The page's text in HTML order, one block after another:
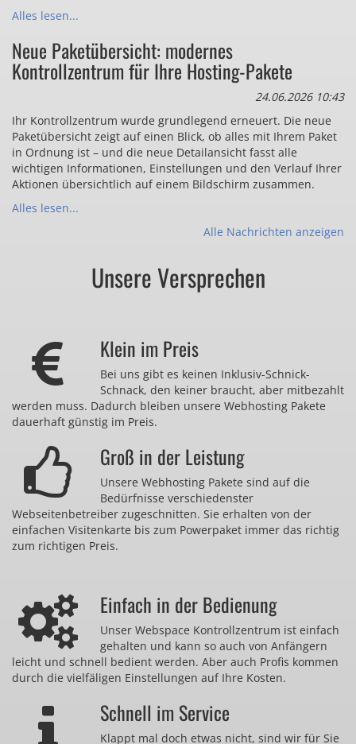
Alles lesen...
Neue Paketübersicht: modernes
Kontrollzentrum für Ihre Hosting-Pakete
24.06.2026 10:43
Ihr Kontrollzentrum wurde grundlegend erneuert. Die neue
Paketübersicht zeigt auf einen Blick, ob alles mit Ihrem Paket
in Ordnung ist – und die neue Detailansicht fasst alle
wichtigen Informationen, Einstellungen und den Verlauf Ihrer
Aktionen übersichtlich auf einem Bildschirm zusammen.
Alles lesen...
Alle Nachrichten anzeigen
Unsere Versprechen
Klein im Preis
Bei uns gibt es keinen Inklusiv-Schnick-
Schnack, den keiner braucht, aber mitbezahlt
werden muss. Dadurch bleiben unsere Webhosting Pakete
dauerhaft günstig im Preis.
Groß in der Leistung
Unsere Webhosting Pakete sind auf die
Bedürfnisse verschiedenster
Webseitenbetreiber zugeschnitten. Sie erhalten von der
einfachen Visitenkarte bis zum Powerpaket immer das richtig
zum richtigen Preis.
Einfach in der Bedienung
Unser Webspace Kontrollzentrum ist einfach
gehalten und kann so auch von Anfängern
leicht und schnell bedient werden. Aber auch Profis kommen
durch die vielfäligen Einstellungen auf Ihre Kosten.
Schnell im Service
Klappt mal doch etwas nicht, sind wir für Sie